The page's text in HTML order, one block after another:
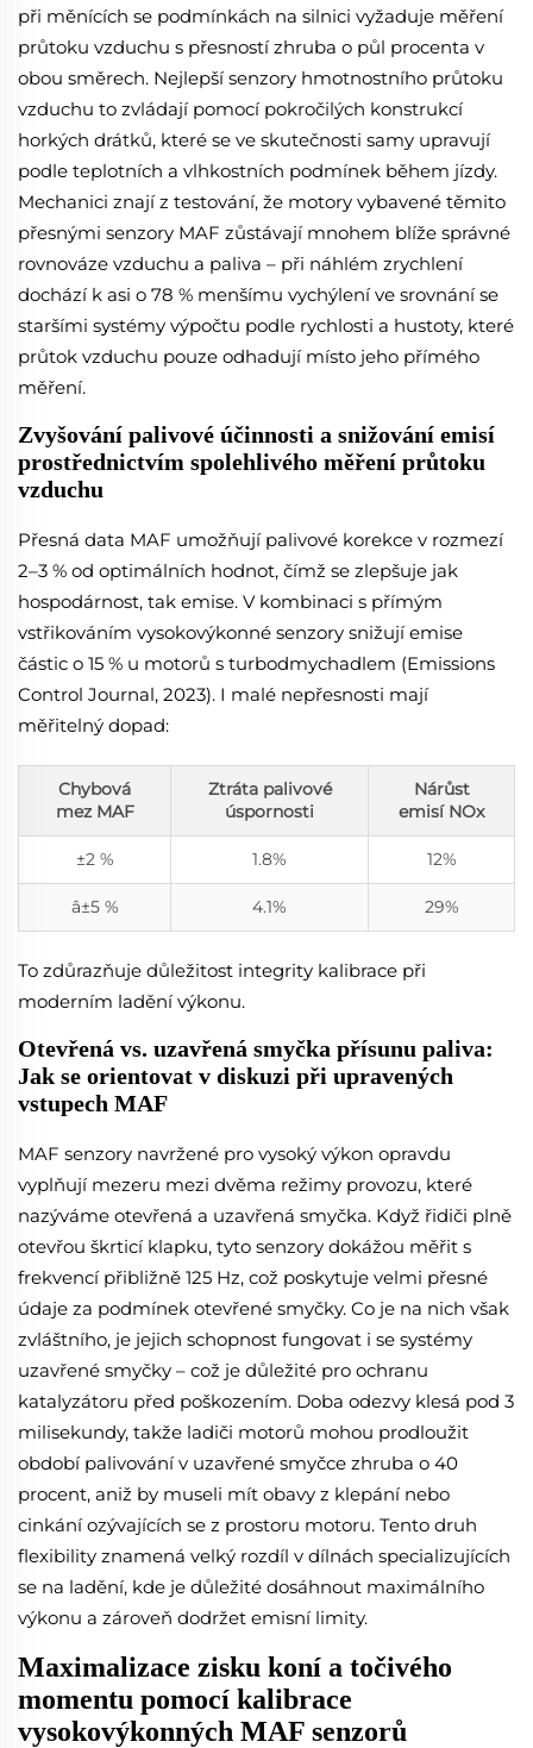
při měnících se podmínkách na silnici vyžaduje měření
průtoku vzduchu s přesností zhruba o půl procenta v
obou směrech. Nejlepší senzory hmotnostního průtoku
vzduchu to zvládají pomocí pokročilých konstrukcí
horkých drátků, které se ve skutečnosti samy upravují
podle teplotních a vlhkostních podmínek během jízdy.
Mechanici znají z testování, že motory vybavené těmito
přesnými senzory MAF zůstávají mnohem blíže správné
rovnováze vzduchu a paliva – při náhlém zrychlení
dochází k asi o 78 % menšímu vychýlení ve srovnání se
staršími systémy výpočtu podle rychlosti a hustoty, které
průtok vzduchu pouze odhadují místo jeho přímého
měření.
Zvyšování palivové účinnosti a snižování emisí
prostřednictvím spolehlivého měření průtoku
vzduchu
Přesná data MAF umožňují palivové korekce v rozmezí
2–3 % od optimálních hodnot, čímž se zlepšuje jak
hospodárnost, tak emise. V kombinaci s přímým
vstřikováním vysokovýkonné senzory snižují emise
částic o 15 % u motorů s turbodmychadlem (Emissions
Control Journal, 2023). I malé nepřesnosti mají
měřitelný dopad:
Chybová
mez MAF
Ztráta palivové
úspornosti
Nárůst
emisí NOx
±2 % 1.8% 12%
â±5 % 4.1% 29%
To zdůrazňuje důležitost integrity kalibrace při
moderním ladění výkonu.
Otevřená vs. uzavřená smyčka přísunu paliva:
Jak se orientovat v diskuzi při upravených
vstupech MAF
MAF senzory navržené pro vysoký výkon opravdu
vyplňují mezeru mezi dvěma režimy provozu, které
nazýváme otevřená a uzavřená smyčka. Když řidiči plně
otevřou škrticí klapku, tyto senzory dokážou měřit s
frekvencí přibližně 125 Hz, což poskytuje velmi přesné
údaje za podmínek otevřené smyčky. Co je na nich však
zvláštního, je jejich schopnost fungovat i se systémy
uzavřené smyčky – což je důležité pro ochranu
katalyzátoru před poškozením. Doba odezvy klesá pod 3
milisekundy, takže ladiči motorů mohou prodloužit
období palivování v uzavřené smyčce zhruba o 40
procent, aniž by museli mít obavy z klepání nebo
cinkání ozývajících se z prostoru motoru. Tento druh
flexibility znamená velký rozdíl v dílnách specializujících
se na ladění, kde je důležité dosáhnout maximálního
výkonu a zároveň dodržet emisní limity.
Maximalizace zisku koní a točivého
momentu pomocí kalibrace
vysokovýkonných MAF senzorů